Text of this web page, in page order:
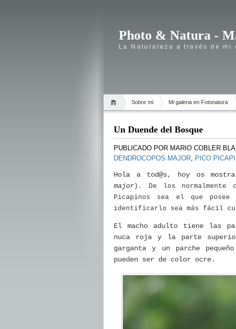
Photo & Natura -
La Naturaleza a través de mi
Sobre mi Mi galeria en Fotonatura
Un Duende del Bosque
PUBLICADO POR MARIO COBLER
DENDROCOPOS MAJOR, PICO
Hola a tod@s, hoy os
major ). De los normalmente
Picapinos sea el que
identificarlo sea más fácil
El macho adulto tiene las
nuca roja y la parte
garganta y un parche
pueden ser de color ocre.